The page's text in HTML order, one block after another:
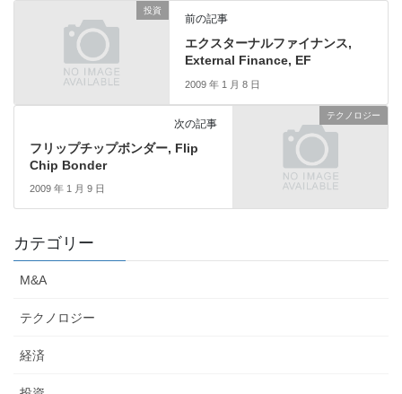
投資
前の記事
エクスターナルファイナンス,
External Finance, EF
2009 年 1 月 8 日
テクノロジー
次の記事
フリップチップボンダー, Flip
Chip Bonder
2009 年 1 月 9 日
カテゴリー
M&A
テクノロジー
経済